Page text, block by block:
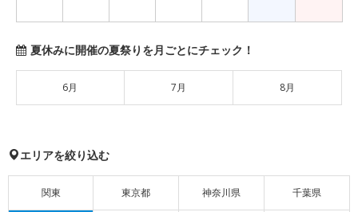
夏休みに開催の夏祭りを月ごとにチェック！
6月 7月 8月
エリアを絞り込む
関東 東京都 神奈川県 千葉県